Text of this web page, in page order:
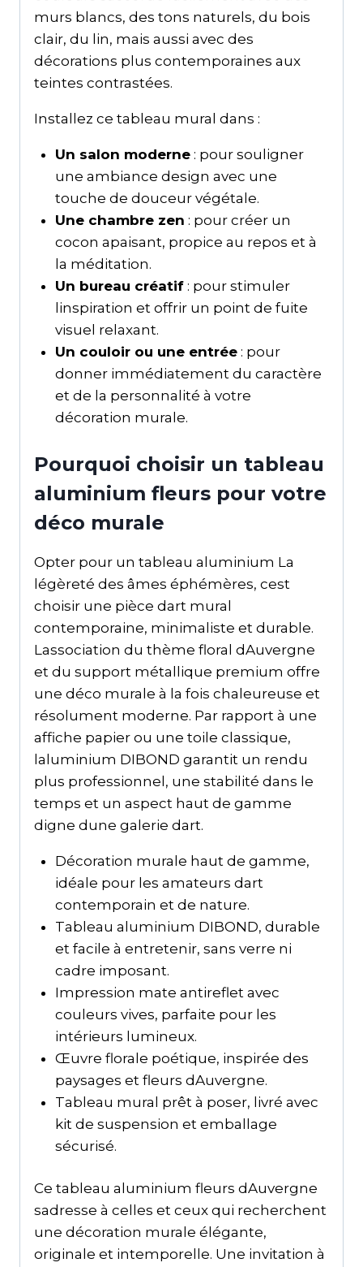
murs blancs, des tons naturels, du bois
clair, du lin, mais aussi avec des
décorations plus contemporaines aux
teintes contrastées.
Installez ce tableau mural dans :
Un salon moderne: pour souligner
une ambiance design avec une
touche de douceur végétale.
Une chambre zen : pour créer un
cocon apaisant, propice au repos et à
la méditation.
Un bureau créatif: pour stimuler
linspiration et offrir un point de fuite
visuel relaxant.
Un couloir ou une entrée: pour
donner immédiatement du caractère
et de la personnalité à votre
décoration murale.
Pourquoi choisir un tableau
aluminium fleurs pour votre
déco murale
Opter pour un tableau aluminium La
légèreté des âmes éphémères, cest
choisir une pièce dart mural
contemporaine, minimaliste et durable.
Lassociation du thème floral dAuvergne
et du support métallique premium offre
une déco murale à la fois chaleureuse et
résolument moderne. Par rapport à une
affiche papier ou une toile classique,
laluminium DIBOND garantit un rendu
plus professionnel, une stabilité dans le
temps et un aspect haut de gamme
digne dune galerie dart.
Décoration murale haut de gamme,
idéale pour les amateurs dart
contemporain et de nature.
Tableau aluminium DIBOND, durable
et facile à entretenir, sans verre ni
cadre imposant.
Impression mate antireflet avec
couleurs vives, parfaite pour les
intérieurs lumineux.
Œuvre florale poétique, inspirée des
paysages et fleurs dAuvergne.
Tableau mural prêt à poser, livré avec
kit de suspension et emballage
sécurisé.
Ce tableau aluminium fleurs dAuvergne
sadresse à celles et ceux qui recherchent
une décoration murale élégante,
originale et intemporelle. Une invitation à